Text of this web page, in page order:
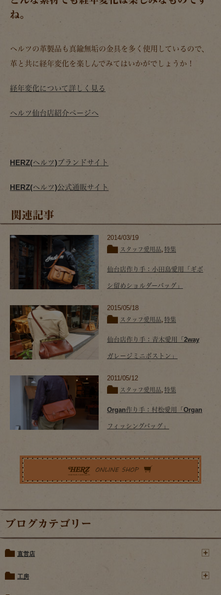
ね。
ヘルツの革製品も真鍮無垢の金具を多く使用しているので、
革と共に経年変化を楽しんでみてはいかがでしょうか！
経年変化について詳しく見る
ヘルツ仙台店紹介ページへ
HERZ(ヘルツ)ブランドサイト
HERZ(ヘルツ)公式通販サイト
関連記事
2014/03/19
スタッフ愛用品, 特集
仙台店作り手：小田島愛用「ギボ
シ留めショルダーバッグ」
2015/05/18
スタッフ愛用品, 特集
仙台店作り手：青木愛用「2way
ガレージミニボストン」
2011/05/12
スタッフ愛用品, 特集
Organ作り手：村松愛用「Organ
フィッシングバッグ」
ブログカテゴリー
直営店
工房